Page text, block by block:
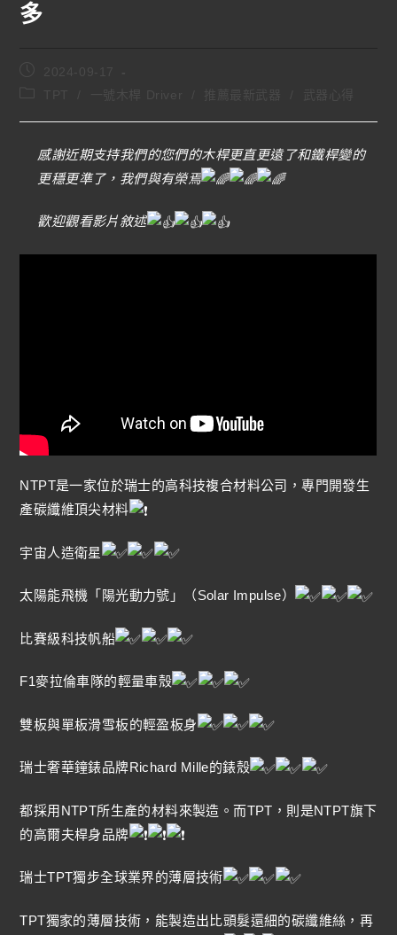
多
2024-09-17
感謝近期支持我們的您們的木桿更直更遠了和鐵桿變的
更穩更準了，我們與有榮焉
歡迎觀看影片敘述
NTPT是一家位於瑞士的高科技複合材料公司，專門開發生
產碳纖維頂尖材料
宇宙人造衛星
太陽能飛機「陽光動力號」（Solar Impulse）
比賽級科技帆船
F1麥拉倫車隊的輕量車殼
雙板與單板滑雪板的輕盈板身
瑞士奢華鐘錶品牌Richard Mille的錶殼
都採用NTPT所生產的材料來製造。而TPT，則是NTPT旗下
的高爾夫桿身品牌
瑞士TPT獨步全球業界的薄層技術
TPT獨家的薄層技術，能製造出比頭髮還細的碳纖維絲，再